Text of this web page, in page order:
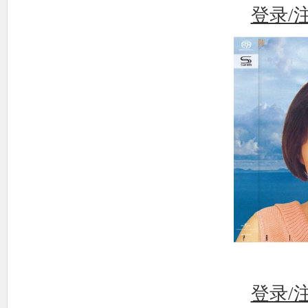
登录/
登录/